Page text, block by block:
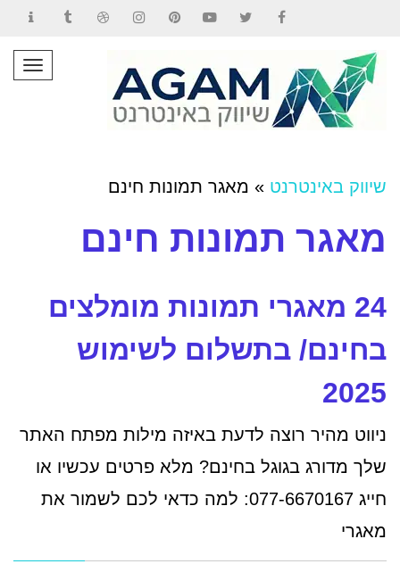
שיווק באינטרנט » מאגר תמונות חינם
מאגר תמונות חינם
24 מאגרי תמונות מומלצים
בחינם/ בתשלום לשימוש
2025
ניווט מהיר רוצה לדעת באיזה מילות מפתח האתר
שלך מדורג בגוגל בחינם? מלא פרטים עכשיו או
חייג 077-6670167: למה כדאי לכם לשמור את
מאגרי